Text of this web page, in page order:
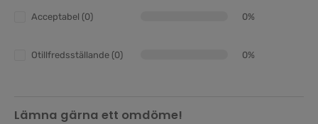
Acceptabel (0) 0%
Otillfredsställande (0) 0%
Lämna gärna ett omdöme!